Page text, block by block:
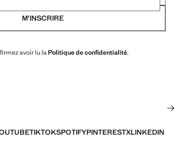
M’INSCRIRE
avoir lu la Politique de confidentialité.
TIKTOKSPOTIFYPINTERESTXLINKEDIN